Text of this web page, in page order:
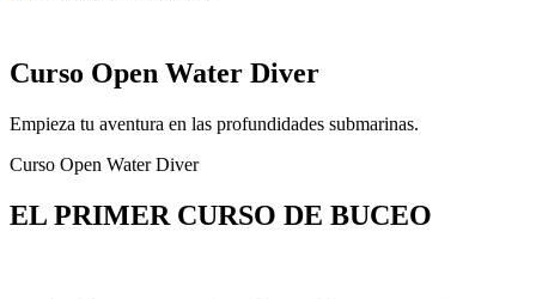
Curso Open Water Diver
Empieza tu aventura en las profundidades submarinas.
Curso Open Water Diver
EL PRIMER CURSO DE BUCEO